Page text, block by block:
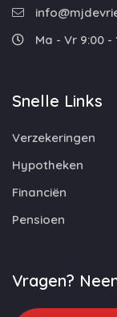
Ma - Vr 9:00 -
Snelle Links
Verzekeringen
Hypotheken
Financiën
Pensioen
Vragen?